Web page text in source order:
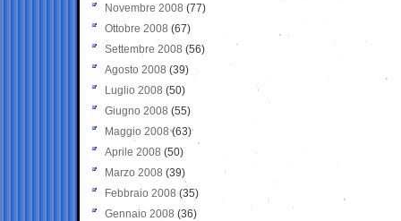
Novembre 2008 (77)
Ottobre 2008 (67)
Settembre 2008 (56)
Agosto 2008 (39)
Luglio 2008 (50)
Giugno 2008 (55)
Maggio 2008(63)
Aprile 2008 (50)
Marzo 2008 (39)
Febbraio 2008 (35)
Gennaio 2008 (36)